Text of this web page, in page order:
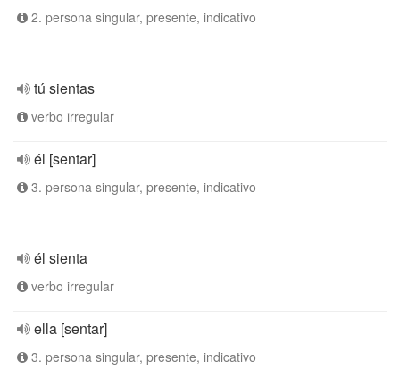
2. persona singular, presente, indicativo
tú sientas
verbo irregular
él [sentar]
3. persona singular, presente, indicativo
él sienta
verbo irregular
ella [sentar]
3. persona singular, presente, indicativo